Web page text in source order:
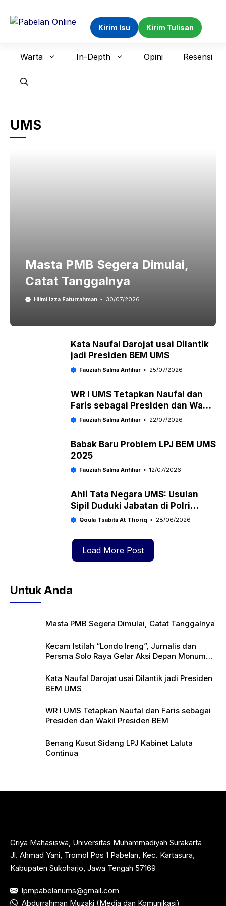
Kirim Isu Kirim Tulisan
Warta In-Depth Opini Resensi
UMS
Masta PMB Segera Dimulai,
Catat Tanggalnya
Hilmi Izza Faturrahman 30/07/2026
Kata Naufal Darojat usai Dilantik
jadi Presiden BEM UMS
Fauziah Salma Anfihar 25/07/2026
WR I UMS Tetapkan Naufal dan
Faris sebagai Presiden dan Wakil
Presiden BEM
Fauziah Salma Anfihar 22/07/2026
Babak Baru Problem LPJ BEM UMS
2025
Fauziah Salma Anfihar 12/07/2026
Ahli Tata Negara UMS: Usulan
Sipil Duduki Jabatan di Polri
Dinilai Bukan Hal Baru
Qoula Tsabita At Thoriq 28/06/2026
Load More Post
Untuk Anda
Masta PMB Segera Dimulai, Catat Tanggalnya
Kecam Istilah “Londo Ireng”, Jurnalis dan
Persma Solo Raya Gelar Aksi Depan Monumen
Kata Naufal Darojat usai Dilantik jadi Presiden
BEM UMS
WR I UMS Tetapkan Naufal dan Faris sebagai
Presiden dan Wakil Presiden BEM
Benang Kusut Sidang LPJ Kabinet Laluta
Continua
Griya Mahasiswa, Universitas Muhammadiyah Surakarta
Jl. Ahmad Yani, Tromol Pos 1 Pabelan, Kec. Kartasura,
Kabupaten Sukoharjo, Jawa Tengah 57169
lpmpabelanums@gmail.com
Abdurrahman Muzaki (Media dan Komunikasi)